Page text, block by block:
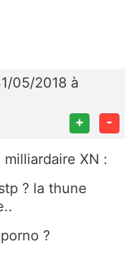
05/2018 à
+ -
XN :
? la thune
?